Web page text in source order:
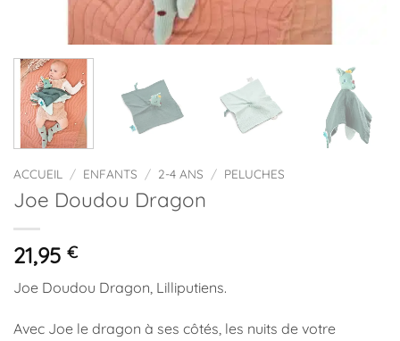
ACCUEIL / ENFANTS / 2-4 ANS / PELUCHES
Joe Doudou Dragon
21,95 €
Joe Doudou Dragon, Lilliputiens.
Avec Joe le dragon à ses côtés, les nuits de votre